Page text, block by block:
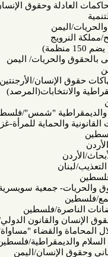
وحقوق الإنسانICSFT
اليمن
الأرجنتين
"شمس"/فلسطين
للمرأة-غزة/ فلسطين
جمعية سويسرية
فلسطين
والقانون الدولي/ النرويج
والقضاء "مساواة"
فلسطين
اليمن